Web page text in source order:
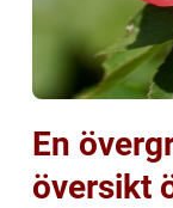
En
översikt